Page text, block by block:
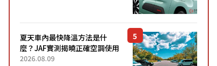
夏天車內最快降溫方法是什
麼？JAF實測揭曉正確空調使用
方式
2026.08.09